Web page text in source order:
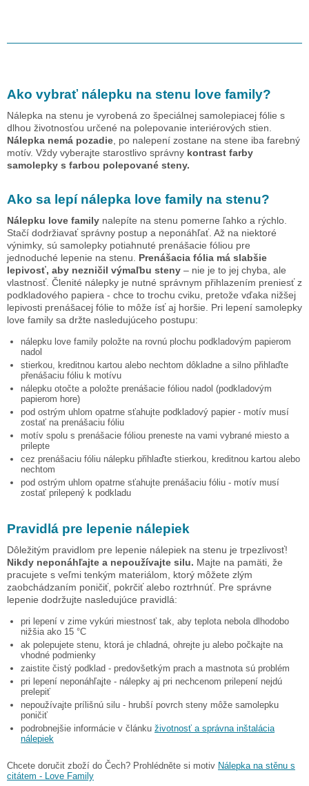
Ako vybrať nálepku na stenu love family?
Nálepka na stenu je vyrobená zo špeciálnej samolepiacej fólie s
dlhou životnosťou určené na polepovanie interiérových stien.
Nálepka nemá pozadie , po nalepení zostane na stene iba farebný
motív. Vždy vyberajte starostlivo správny kontrast farby
samolepky s farbou polepované steny.
Ako sa lepí nálepka love family na stenu?
Nálepku love family nalepíte na stenu pomerne ľahko a rýchlo.
Stačí dodržiavať správny postup a neponáhľať. Až na niektoré
výnimky, sú samolepky potiahnuté prenášacie fóliou pre
jednoduché lepenie na stenu. Prenášacia fólia má slabšie
lepivosť, aby nezničil výmaľbu steny – nie je to jej chyba, ale
vlastnosť. Členité nálepky je nutné správnym přihlazením preniesť z
podkladového papiera - chce to trochu cviku, pretože vďaka nižšej
lepivosti prenášacej fólie to môže ísť aj horšie. Pri lepení samolepky
love family sa držte nasledujúceho postupu:
nálepku love family položte na rovnú plochu podkladovým papierom
nadol
stierkou, kreditnou kartou alebo nechtom dôkladne a silno přihlaďte
přenášaciu fóliu k motívu
nálepku otočte a položte prenášacie fóliou nadol (podkladovým
papierom hore)
pod ostrým uhlom opatrne sťahujte podkladový papier - motív musí
zostať na prenášaciu fóliu
motív spolu s prenášacie fóliou preneste na vami vybrané miesto a
prilepte
cez prenášaciu fóliu nálepku přihlaďte stierkou, kreditnou kartou alebo
nechtom
pod ostrým uhlom opatrne sťahujte prenášaciu fóliu - motív musí
zostať prilepený k podkladu
Pravidlá pre lepenie nálepiek
Dôležitým pravidlom pre lepenie nálepiek na stenu je trpezlivosť!
Nikdy neponáhľajte a nepoužívajte silu. Majte na pamäti, že
pracujete s veľmi tenkým materiálom, ktorý môžete zlým
zaobchádzaním poničiť, pokrčiť alebo roztrhnúť. Pre správne
lepenie dodržujte nasledujúce pravidlá:
pri lepení v zime vykúri miestnosť tak, aby teplota nebola dlhodobo
nižšia ako 15 °C
ak polepujete stenu, ktorá je chladná, ohrejte ju alebo počkajte na
vhodné podmienky
zaistite čistý podklad - predovšetkým prach a mastnota sú problém
pri lepení neponáhľajte - nálepky aj pri nechcenom prilepení nejdú
prelepiť
nepoužívajte prílišnú silu - hrubší povrch steny môže samolepku
poničiť
podrobnejšie informácie v článku životnosť a správna inštalácia
nálepiek
Chcete doručit zboží do Čech? Prohlédněte si motiv Nálepka na stěnu s
citátem - Love Family